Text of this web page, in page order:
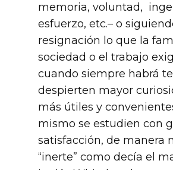
memoria, voluntad,
esfuerzo, etc.– o
resignación lo que la
sociedad o el trabajo
cuando siempre habrá
despierten mayor
más útiles y
mismo se estudien con
satisfacción, de manera
“inerte” como decía el